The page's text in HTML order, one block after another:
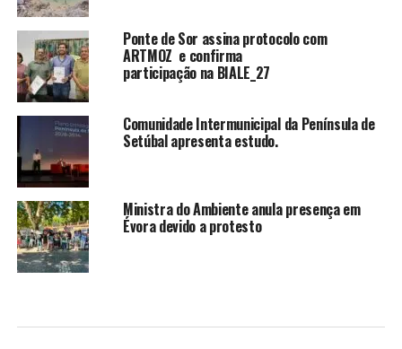
Ponte de Sor assina protocolo com
ARTMOZ e confirma
participação na BIALE_27
Comunidade Intermunicipal da Península de
Setúbal apresenta estudo.
Ministra do Ambiente anula presença em
Évora devido a protesto